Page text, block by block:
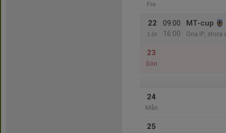
Fre
22
Lör
09:00
16:00
MT-cup
Öna IP, stora
23
Sön
24
Mån
25